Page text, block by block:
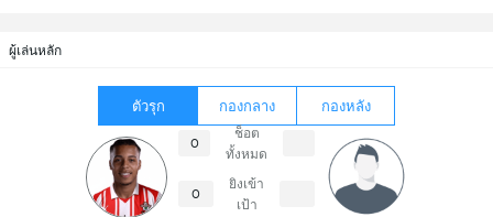
ผู้เล่นหลัก
ตัวรุก กองกลาง กองหลัง
0
ช็อต
ทั้งหมด
0
ยิงเข้า
เป้า